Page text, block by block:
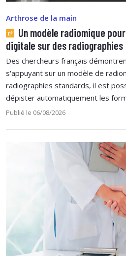
Arthrose de la main
Un modèle radiomique
digitale sur des radiographies
Des chercheurs français
s'appuyant sur un modèle de
radiographies standards, il est
dépister automatiquement les
Publié le 06/08/2026